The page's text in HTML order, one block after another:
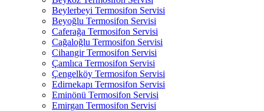
Beylerbeyi Termosifon Servisi
Beyoğlu Termosifon Servisi
Caferağa Termosifon Servisi
Cağaloğlu Termosifon Servisi
Cihangir Termosifon Servisi
Çamlıca Termosifon Servisi
Çengelköy Termosifon Servisi
Edirnekapı Termosifon Servisi
Eminönü Termosifon Servisi
Emirgan Termosifon Servisi